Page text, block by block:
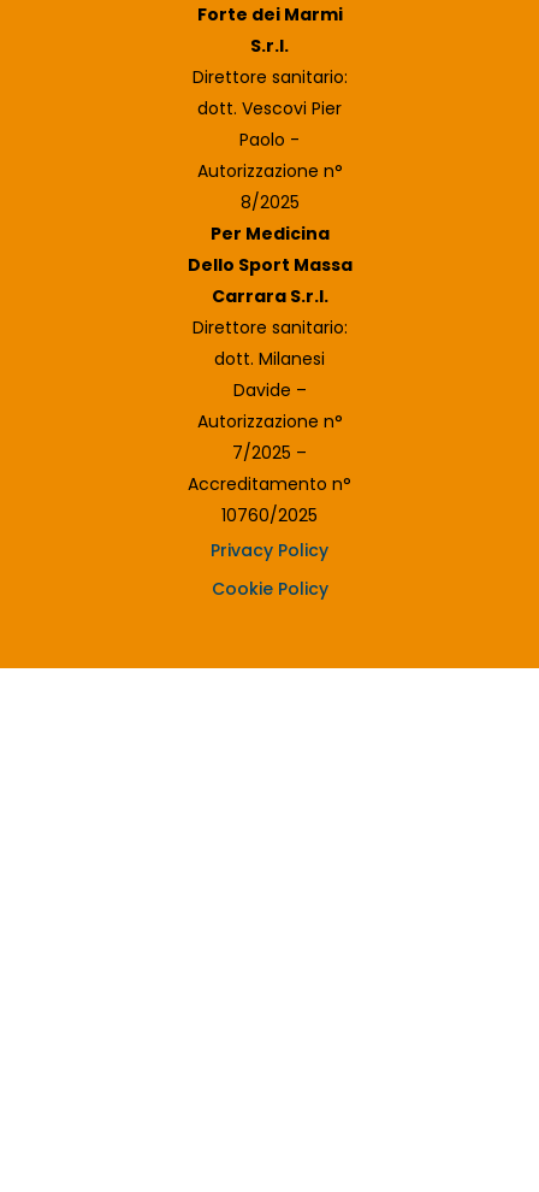
Forte dei Marmi
S.r.l.
Direttore sanitario:
dott. Vescovi Pier
Paolo -
Autorizzazione n°
8/2025
Per Medicina
Dello Sport Massa
Carrara S.r.l.
Direttore sanitario:
dott. Milanesi
Davide –
Autorizzazione n°
7/2025 –
Accreditamento n°
10760/2025
Privacy Policy
Cookie Policy